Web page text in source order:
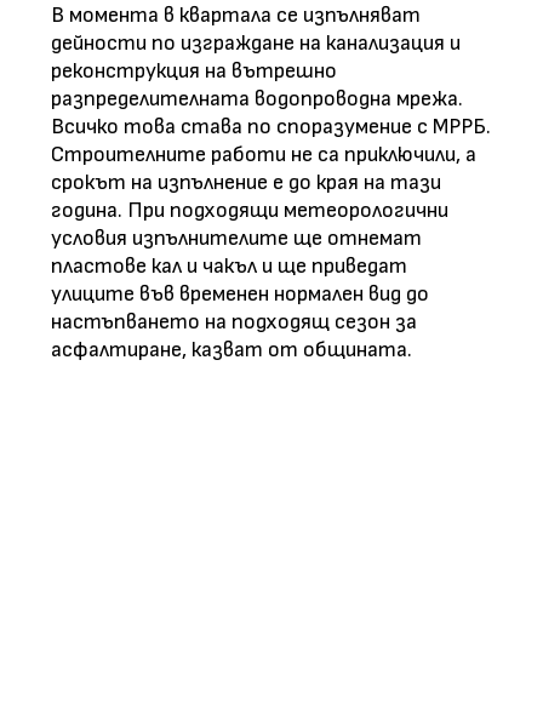
В момента в квартала се изпълняват
дейности по изграждане на канализация и
реконструкция на вътрешно
разпределителната водопроводна мрежа.
Всичко това става по споразумение с МРРБ.
Строителните работи не са приключили, а
срокът на изпълнение е до края на тази
година. При подходящи метеорологични
условия изпълнителите ще отнемат
пластове кал и чакъл и ще приведат
улиците във временен нормален вид до
настъпването на подходящ сезон за
асфалтиране, казват от общината.